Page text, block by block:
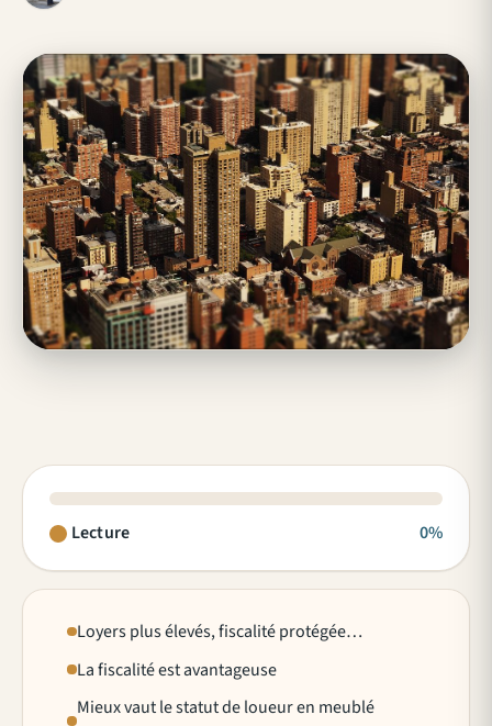
Lecture 0%
Loyers plus élevés, fiscalité protégée…
La fiscalité est avantageuse
Mieux vaut le statut de loueur en meublé